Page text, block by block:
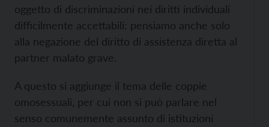
oggetto di discriminazioni nei diritti individuali
difficilmente accettabili: pensiamo anche solo
alla negazione del diritto di assistenza diretta al
partner malato grave.
A questo si aggiunge il tema delle coppie
omosessuali, per cui non si può parlare nel
senso comunemente assunto di istituzioni